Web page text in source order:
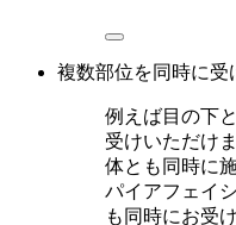
複数部位を同時に受
例えば目の下
受けいただけ
体とも同時に
パイアフェイ
も同時にお受